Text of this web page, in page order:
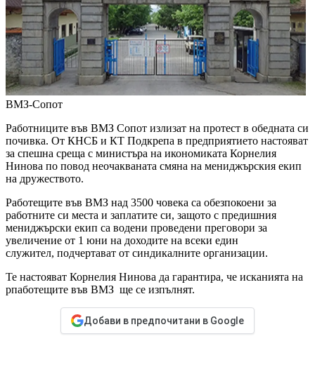
ВМЗ-Сопот
Работниците във ВМЗ Сопот излизат на протест в обедната си
почивка. От КНСБ и КТ Подкрепа в предприятието настояват
за спешна среща с министъра на икономиката Корнелия
Нинова по повод неочакваната смяна на мениджърския екип
на дружеството.
Работещите във ВМЗ над 3500 човека са обезпокоени за
работните си места и заплатите си, защото с предишния
мениджърски екип са водени проведени преговори за
увеличение от 1 юни на доходите на всеки един
служител, подчертават от синдикалните организации.
Те настояват Корнелия Нинова да гарантира, че исканията на
рпаботещите във ВМЗ ще се изпълнят.
Добави в предпочитани в Google